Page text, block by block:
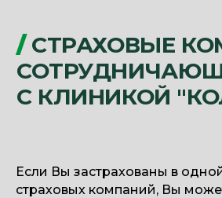
Если Вы застрахованы в
страховых компаний, Вы
LOGO SAY HI
В ОТДЕЛ КАДРОВ ВАШЕЙ КОМПАНИИ
И СООБЩИТЬ О ЖЕЛАНИИ ЛЕЧИТЬСЯ